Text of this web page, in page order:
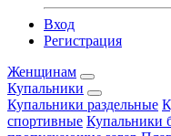
Вход
Регистрация
Женщинам
Купальники
Купальники раздельные
спортивные Купальники